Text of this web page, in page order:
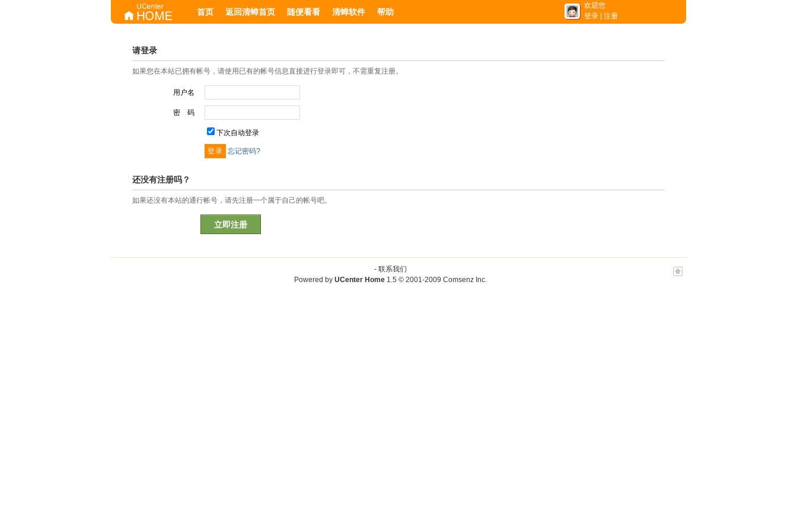
首页 返回清蝉首页 随便看看 清蝉软件 帮助
欢迎您
登录
注册
请登录
如果您在本站已拥有帐号，请使用已有的帐号信息直接进行登录即可，不需重复注册。
用户名
密 码
下次自动登录
忘记密码?
还没有注册吗？
如果还没有本站的通行帐号，请先注册一个属于自己的帐号吧。
立即注册
- 联系我们
Powered by UCenter Home 1.5 © 2001-2009 Comsenz Inc.